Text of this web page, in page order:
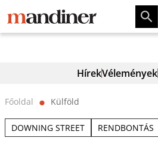
HírekVélemények
Főoldal ⬤ Külföld
DOWNING STREET RENDBONTÁS